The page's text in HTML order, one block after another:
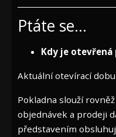
Ptáte se...
Kdy je otevřená
Aktuální otevírací
Pokladna slouží
objednávek a prodeji
představením